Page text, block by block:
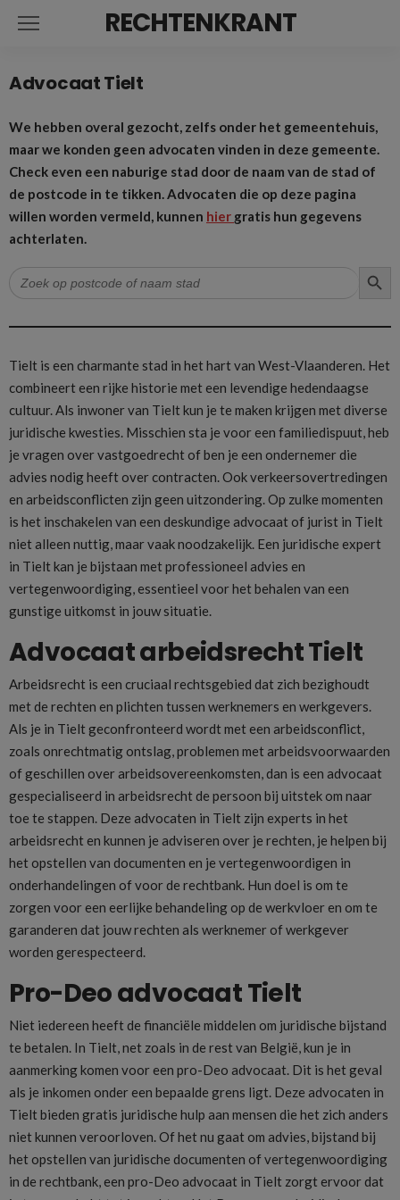
RECHTENKRANT
Advocaat Tielt
We hebben overal gezocht, zelfs onder het gemeentehuis,
maar we konden geen advocaten vinden in deze gemeente.
Check even een naburige stad door de naam van de stad of
de postcode in te tikken. Advocaten die op deze pagina
willen worden vermeld, kunnen hier gratis hun gegevens
achterlaten.
Zoek
naar:
Tielt is een charmante stad in het hart van West-Vlaanderen. Het
combineert een rijke historie met een levendige hedendaagse
cultuur. Als inwoner van Tielt kun je te maken krijgen met diverse
juridische kwesties. Misschien sta je voor een familiedispuut, heb
je vragen over vastgoedrecht of ben je een ondernemer die
advies nodig heeft over contracten. Ook verkeersovertredingen
en arbeidsconflicten zijn geen uitzondering. Op zulke momenten
is het inschakelen van een deskundige advocaat of jurist in Tielt
niet alleen nuttig, maar vaak noodzakelijk. Een juridische expert
in Tielt kan je bijstaan met professioneel advies en
vertegenwoordiging, essentieel voor het behalen van een
gunstige uitkomst in jouw situatie.
Advocaat arbeidsrecht Tielt
Arbeidsrecht is een cruciaal rechtsgebied dat zich bezighoudt
met de rechten en plichten tussen werknemers en werkgevers.
Als je in Tielt geconfronteerd wordt met een arbeidsconflict,
zoals onrechtmatig ontslag, problemen met arbeidsvoorwaarden
of geschillen over arbeidsovereenkomsten, dan is een advocaat
gespecialiseerd in arbeidsrecht de persoon bij uitstek om naar
toe te stappen. Deze advocaten in Tielt zijn experts in het
arbeidsrecht en kunnen je adviseren over je rechten, je helpen bij
het opstellen van documenten en je vertegenwoordigen in
onderhandelingen of voor de rechtbank. Hun doel is om te
zorgen voor een eerlijke behandeling op de werkvloer en om te
garanderen dat jouw rechten als werknemer of werkgever
worden gerespecteerd.
Pro-Deo advocaat Tielt
Niet iedereen heeft de financiële middelen om juridische bijstand
te betalen. In Tielt, net zoals in de rest van België, kun je in
aanmerking komen voor een pro-Deo advocaat. Dit is het geval
als je inkomen onder een bepaalde grens ligt. Deze advocaten in
Tielt bieden gratis juridische hulp aan mensen die het zich anders
niet kunnen veroorloven. Of het nu gaat om advies, bijstand bij
het opstellen van juridische documenten of vertegenwoordiging
in de rechtbank, een pro-Deo advocaat in Tielt zorgt ervoor dat